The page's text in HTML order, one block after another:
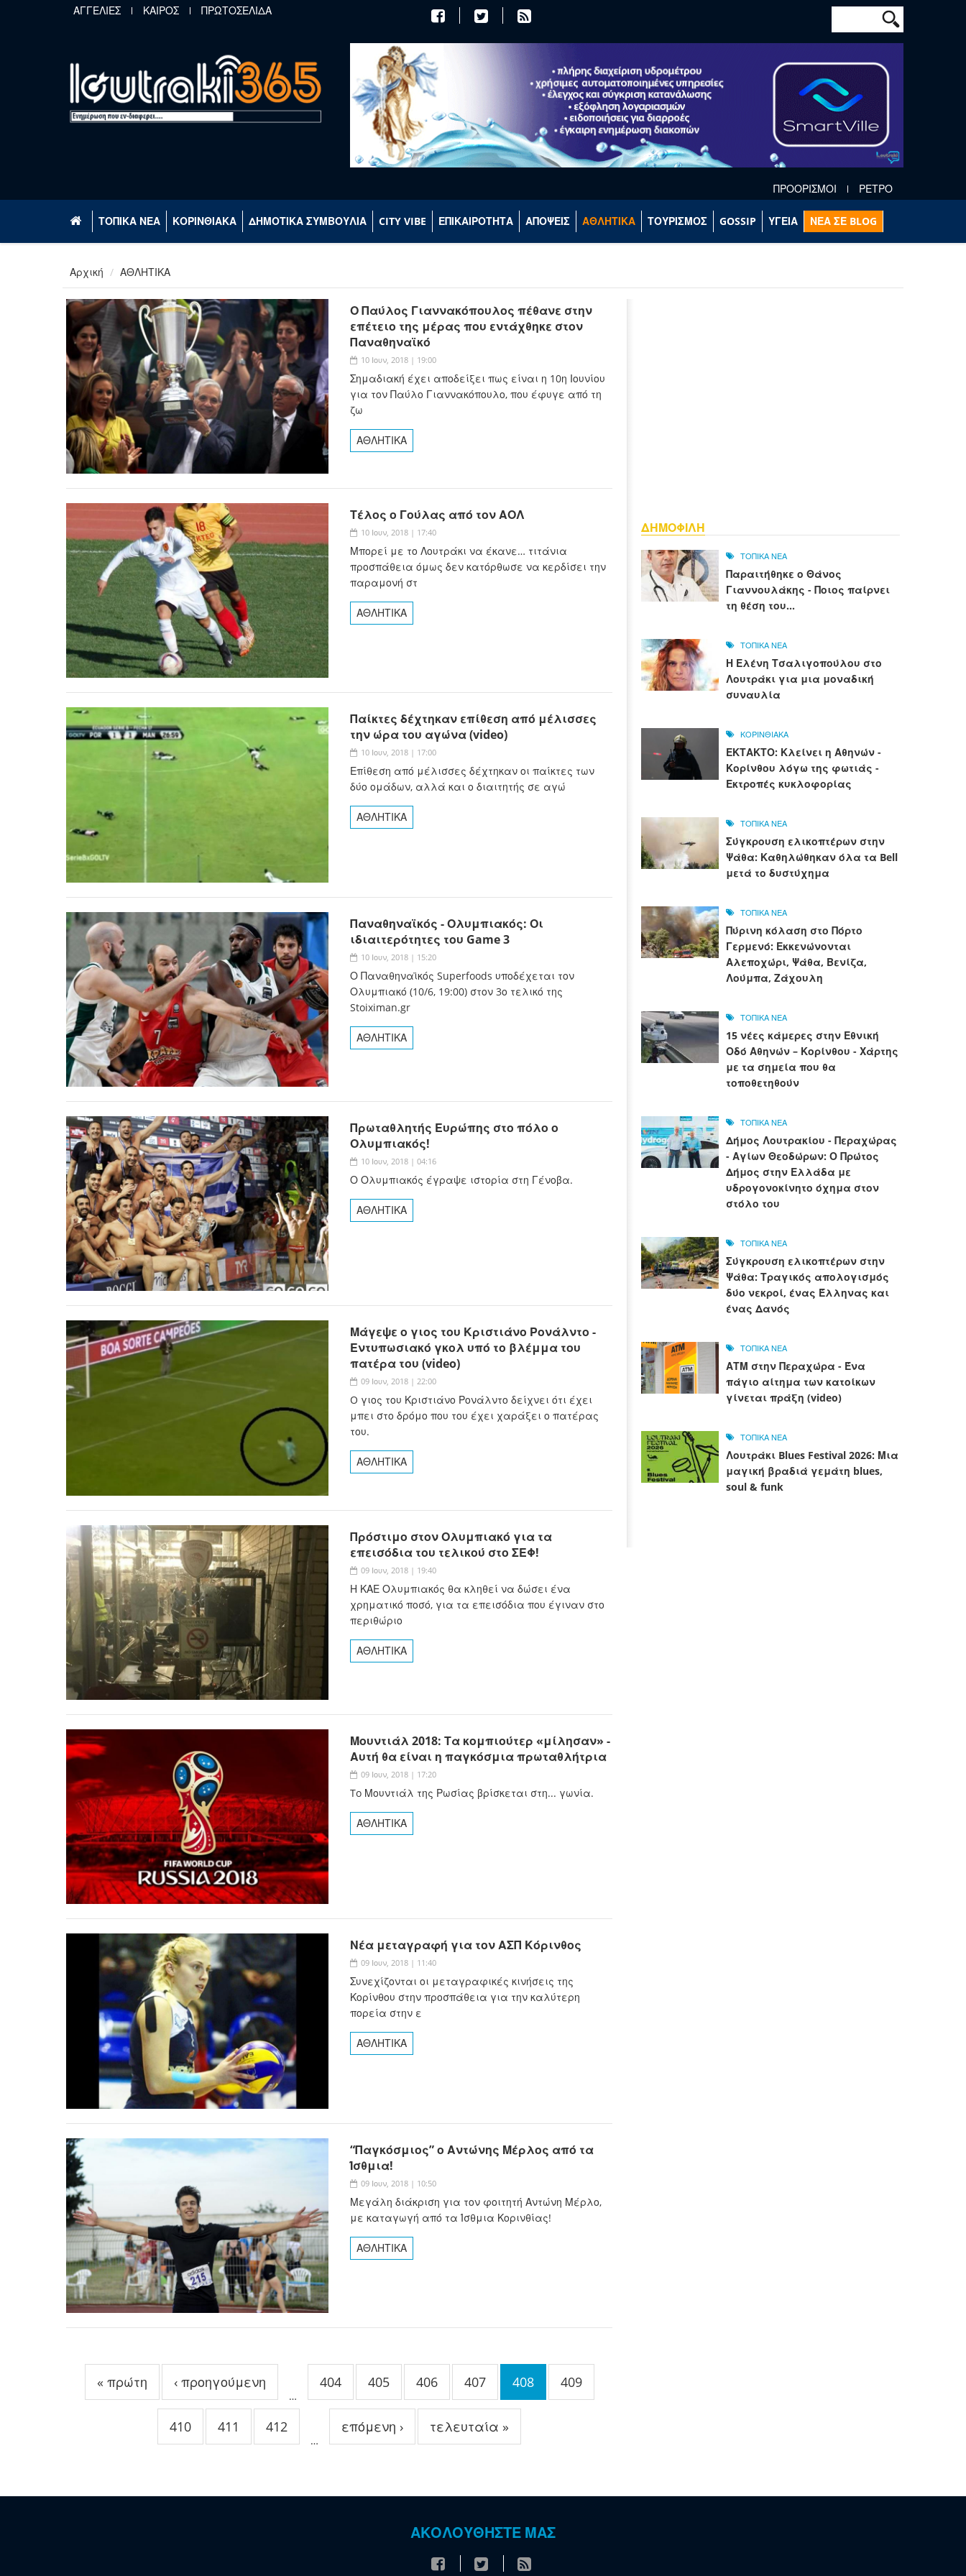
Παράκαμψη προς το κυρίως περιεχόμενο
ΑΓΓΕΛΙΕΣ ΚΑΙΡΟΣ ΠΡΩΤΟΣΕΛΙΔΑ Φόρμα
Αναζήτηση
ΠΡΟΟΡΙΣΜΟΙ ΡΕΤΡΟ
ΤΟΠΙΚΑ ΝΕΑ ΚΟΡΙΝΘΙΑΚΑ ΔΗΜΟΤΙΚΑ ΣΥΜΒΟΥΛΙΑ CITY VIBE ΕΠΙΚΑΙΡΟΤΗΤΑ ΑΠΟΨΕΙΣ ΑΘΛΗΤΙΚΑ ΤΟΥΡΙΣΜΟΣ GOSSIP ΥΓΕΙΑ ΝΕΑ ΣΕ BLOG
Αρχική ΑΘΛΗΤΙΚΑ
Ο Παύλος Γιαννακόπουλος πέθανε στην
επέτειο της μέρας που εντάχθηκε στον
Παναθηναϊκό
10 Ιουν, 2018 | 19:00
Σημαδιακή έχει αποδείξει πως είναι η 10η Ιουνίου
για τον Παύλο Γιαννακόπουλο, που έφυγε από τη
ζω
ΑΘΛΗΤΙΚΑ
Τέλος ο Γούλας από τον ΑΟΛ
10 Ιουν, 2018 | 17:40
Μπορεί με το Λουτράκι να έκανε… τιτάνια
προσπάθεια όμως δεν κατόρθωσε να κερδίσει την
παραμονή στ
ΑΘΛΗΤΙΚΑ
Παίκτες δέχτηκαν επίθεση από μέλισσες
την ώρα του αγώνα (video)
10 Ιουν, 2018 | 17:00
Επίθεση από μέλισσες δέχτηκαν οι παίκτες των
δύο ομάδων, αλλά και ο διαιτητής σε αγώ
ΑΘΛΗΤΙΚΑ
Παναθηναϊκός - Ολυμπιακός: Οι
ιδιαιτερότητες του Game 3
10 Ιουν, 2018 | 15:20
Ο Παναθηναϊκός Superfoods υποδέχεται τον
Ολυμπιακό (10/6, 19:00) στον 3ο τελικό της
Stoiximan.gr
ΑΘΛΗΤΙΚΑ
Πρωταθλητής Ευρώπης στο πόλο ο
Ολυμπιακός!
10 Ιουν, 2018 | 04:16
Ο Ολυμπιακός έγραψε ιστορία στη Γένοβα.
ΑΘΛΗΤΙΚΑ
Μάγεψε ο γιος του Κριστιάνο Ρονάλντο -
Εντυπωσιακό γκολ υπό το βλέμμα του
πατέρα του (video)
09 Ιουν, 2018 | 22:00
O γιος του Κριστιάνο Ρονάλντο δείχνει ότι έχει
μπει στο δρόμο που του έχει χαράξει ο πατέρας
του.
ΑΘΛΗΤΙΚΑ
Πρόστιμο στον Ολυμπιακό για τα
επεισόδια του τελικού στο ΣΕΦ!
09 Ιουν, 2018 | 19:40
Η ΚΑΕ Ολυμπιακός θα κληθεί να δώσει ένα
χρηματικό ποσό, για τα επεισόδια που έγιναν στο
περιθώριο
ΑΘΛΗΤΙΚΑ
Μουντιάλ 2018: Τα κομπιούτερ «μίλησαν» -
Αυτή θα είναι η παγκόσμια πρωταθλήτρια
09 Ιουν, 2018 | 17:20
To Μουντιάλ της Ρωσίας βρίσκεται στη... γωνία.
ΑΘΛΗΤΙΚΑ
Νέα μεταγραφή για τον ΑΣΠ Κόρινθος
09 Ιουν, 2018 | 11:40
Συνεχίζονται οι μεταγραφικές κινήσεις της
Κορίνθου στην προσπάθεια για την καλύτερη
πορεία στην ε
ΑΘΛΗΤΙΚΑ
“Παγκόσμιος” ο Αντώνης Μέρλος από τα
Ίσθμια!
09 Ιουν, 2018 | 10:50
Μεγάλη διάκριση για τον φοιτητή Αντώνη Μέρλο,
με καταγωγή από τα Ίσθμια Κορινθίας!
ΑΘΛΗΤΙΚΑ
« πρώτη ‹ προηγούμενη
…
404 405 406 407 408 409
410 411 412
…
επόμενη › τελευταία »
ΔΗΜΟΦΙΛΗ
ΤΟΠΙΚΑ ΝΕΑ
Παραιτήθηκε ο Θάνος
Γιαννουλάκης - Ποιος παίρνει
τη θέση του...
ΤΟΠΙΚΑ ΝΕΑ
Η Ελένη Τσαλιγοπούλου στο
Λουτράκι για μια μοναδική
συναυλία
ΚΟΡΙΝΘΙΑΚΑ
ΕΚΤΑΚΤΟ: Κλείνει η Αθηνών -
Κορίνθου λόγω της φωτιάς -
Εκτροπές κυκλοφορίας
ΤΟΠΙΚΑ ΝΕΑ
Σύγκρουση ελικοπτέρων στην
Ψάθα: Καθηλώθηκαν όλα τα Bell
μετά το δυστύχημα
ΤΟΠΙΚΑ ΝΕΑ
Πύρινη κόλαση στο Πόρτο
Γερμενό: Εκκενώνονται
Αλεποχώρι, Ψάθα, Βενίζα,
Λούμπα, Ζάχουλη
ΤΟΠΙΚΑ ΝΕΑ
15 νέες κάμερες στην Εθνική
Οδό Αθηνών – Κορίνθου - Χάρτης
με τα σημεία που θα
τοποθετηθούν
ΤΟΠΙΚΑ ΝΕΑ
Δήμος Λουτρακίου - Περαχώρας
- Αγίων Θεοδώρων: Ο Πρώτος
Δήμος στην Ελλάδα με
υδρογονοκίνητο όχημα στον
στόλο του
ΤΟΠΙΚΑ ΝΕΑ
Σύγκρουση ελικοπτέρων στην
Ψάθα: Τραγικός απολογισμός
δύο νεκροί, ένας Έλληνας και
ένας Δανός
ΤΟΠΙΚΑ ΝΕΑ
ΑΤΜ στην Περαχώρα - Ένα
πάγιο αίτημα των κατοίκων
γίνεται πράξη (video)
ΤΟΠΙΚΑ ΝΕΑ
Λουτράκι Blues Festival 2026: Μια
μαγική βραδιά γεμάτη blues,
soul & funk
ΑΚΟΛΟΥΘΗΣΤΕ ΜΑΣ